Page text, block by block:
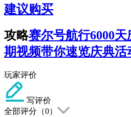
建议购买
攻略赛尔号航行6000
期视频带你速览庆典活
玩家评价
写评价
全部评分（0）